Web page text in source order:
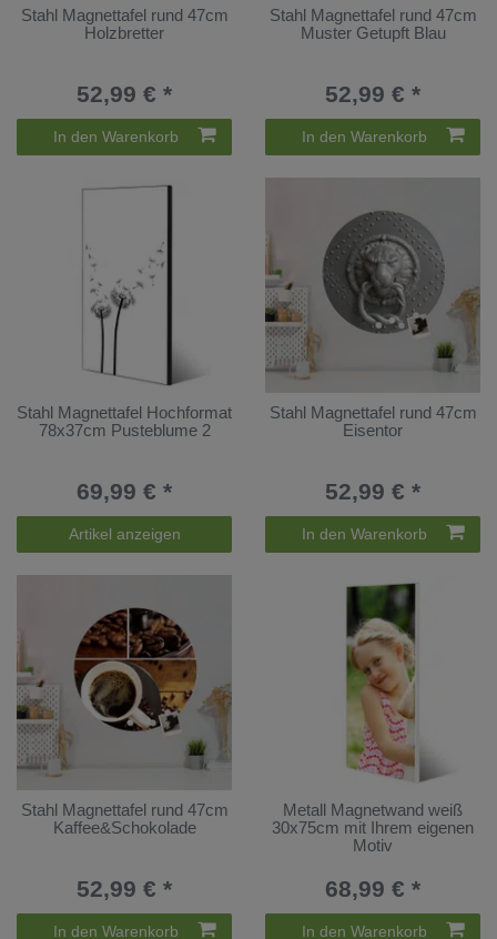
Stahl Magnettafel rund 47cm
Holzbretter
52,99 € *
In den Warenkorb
Stahl Magnettafel rund 47cm
Muster Getupft Blau
52,99 € *
In den Warenkorb
Stahl Magnettafel Hochformat
78x37cm Pusteblume 2
69,99 € *
Artikel anzeigen
Stahl Magnettafel rund 47cm
Eisentor
52,99 € *
In den Warenkorb
Stahl Magnettafel rund 47cm
Kaffee&Schokolade
52,99 € *
In den Warenkorb
Metall Magnetwand weiß
30x75cm mit Ihrem eigenen
Motiv
68,99 € *
In den Warenkorb